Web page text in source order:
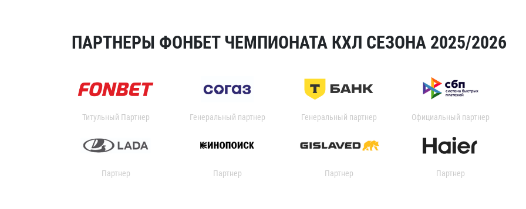
ПАРТНЕРЫ ФОНБЕТ ЧЕМПИОНАТА КХЛ СЕЗОНА 2025/2026
Титульный Партнер Генеральный партнер Генеральный партнер Официальный партнер
Партнер Партнер Партнер Партнер